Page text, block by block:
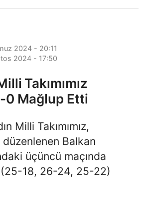
2024 - 20:11
2024 - 17:50
Takımımız
0 Mağlup Etti
Milli Takımımız,
düzenlenen Balkan
üçüncü maçında
(25-18, 26-24, 25-22)